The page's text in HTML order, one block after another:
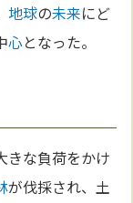
地球の未来にど
心となった。
きな負荷をかけ
が伐採され、土